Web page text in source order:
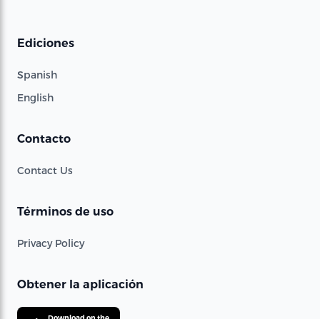
Ediciones
Spanish
English
Contacto
Contact Us
Términos de uso
Privacy Policy
Obtener la aplicación